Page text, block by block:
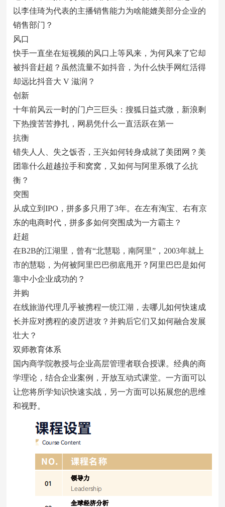
以李佳琦为代表的主播销售能力为啥能媲美部分企业的
销售部门？
风口
快手一直坐在短视频的风口上等风来，为何风来了它却
被抖音赶超？虽然流量不如抖音，为什么快手网红活得
却远比抖音大 V 滋润？
创新
十年前风云一时的门户三巨头：搜狐日益式微，新浪剩
下热搜苦苦挣扎，网易凭什么一直活跃在第一
抗衡
错失人人、失之饭否，王兴如何转身成就了美团网？美
团靠什么超越拉手和窝窝，又如何与阿里系饿了么抗
衡？
突围
从成立到IPO，拼多多只用了3年。在左有淘宝、右有京
东的电商时代，拼多多如何突围成为一方霸主？
赶超
在B2B的江湖里，曾有“北慧聪，南阿里”，2003年就上
市的慧聪，为何被阿里巴巴彻底甩开？阿里巴巴是如何
靠中小企业成功的？
并购
在线旅游代理几乎被携程一统江湖，去哪儿如何快速成
长并应对携程的凌厉进攻？并购后它们又如何融合发展
壮大？
双师教育体系
国内商学院教授与企业高层管理者联合授课。经典的商
学理论，结合企业案例，开放互动式课堂。一方面可以
让您将所学知识快速实战，另一方面可以拓展您的思维
和视野。